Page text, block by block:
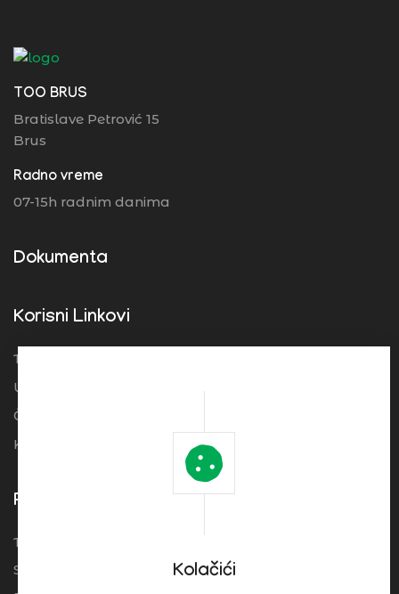
Kolačići
TOO BRUS
Bratislave Petrović 15
Brus
Radno vreme
07-15h radnim danima
Dokumenta
Korisni Linkovi
Turistička organizacija Srbije
Ugostitelji
Često postavljena pitanja
Kolačići
Pogledajte
Turistički Cenrtar Brzeće
Smeštaj